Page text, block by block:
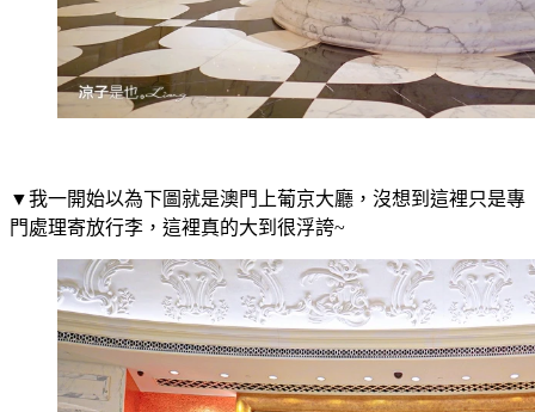
▼我一開始以為下圖就是澳門上葡京大廳，沒想到這裡只是專
門處理寄放行李，這裡真的大到很浮誇~